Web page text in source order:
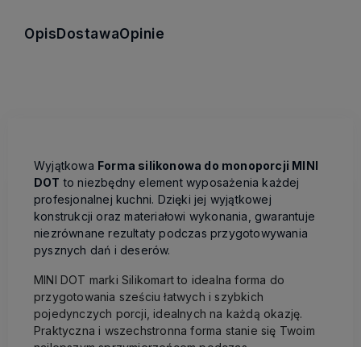
OpisDostawaOpinie
Wyjątkowa Forma silikonowa do monoporcji MINI
DOT to niezbędny element wyposażenia każdej
profesjonalnej kuchni. Dzięki jej wyjątkowej
konstrukcji oraz materiałowi wykonania, gwarantuje
niezrównane rezultaty podczas przygotowywania
pysznych dań i deserów.
MINI DOT marki Silikomart to idealna forma do
przygotowania sześciu łatwych i szybkich
pojedynczych porcji, idealnych na każdą okazję.
Praktyczna i wszechstronna forma stanie się Twoim